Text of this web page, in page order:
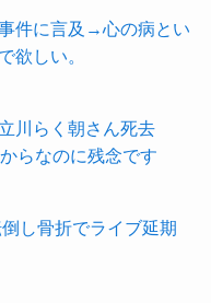
件に言及→心の病とい
欲しい。
川らく朝さん死去
らなのに残念です
し骨折でライブ延期